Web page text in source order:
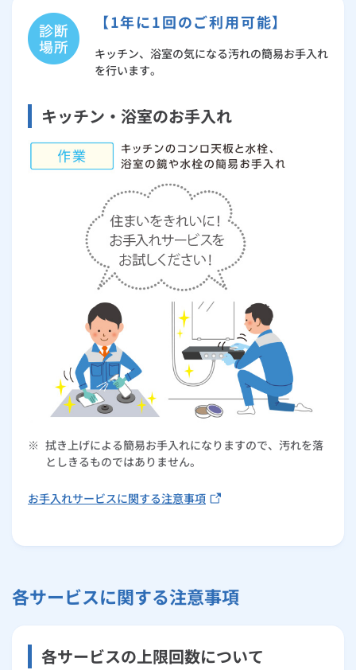
【1年に1回のご利用可能】
キッチン、浴室の気になる汚れの簡易お手入れ
を行います。
キッチン・浴室のお手入れ
※ 拭き上げによる簡易お手入れになりますので、汚れを落
としきるものではありません。
お手入れサービスに関する注意事項
各サービスに関する注意事項
各サービスの上限回数について